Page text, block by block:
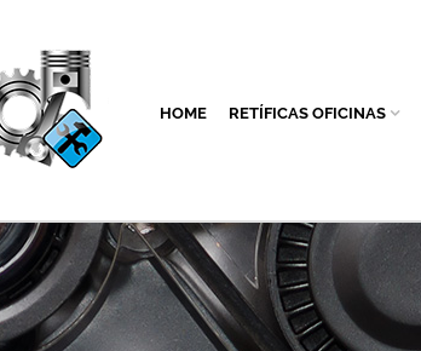
HOME RETÍFICAS OFICINAS